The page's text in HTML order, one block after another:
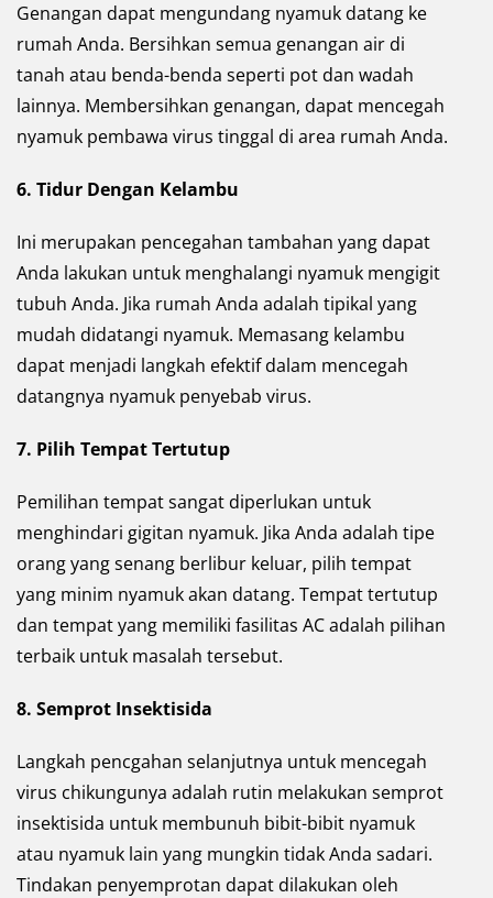
Genangan dapat mengundang nyamuk datang ke
rumah Anda. Bersihkan semua genangan air di
tanah atau benda-benda seperti pot dan wadah
lainnya. Membersihkan genangan, dapat mencegah
nyamuk pembawa virus tinggal di area rumah Anda.
6. Tidur Dengan Kelambu
Ini merupakan pencegahan tambahan yang dapat
Anda lakukan untuk menghalangi nyamuk mengigit
tubuh Anda. Jika rumah Anda adalah tipikal yang
mudah didatangi nyamuk. Memasang kelambu
dapat menjadi langkah efektif dalam mencegah
datangnya nyamuk penyebab virus.
7. Pilih Tempat Tertutup
Pemilihan tempat sangat diperlukan untuk
menghindari gigitan nyamuk. Jika Anda adalah tipe
orang yang senang berlibur keluar, pilih tempat
yang minim nyamuk akan datang. Tempat tertutup
dan tempat yang memiliki fasilitas AC adalah pilihan
terbaik untuk masalah tersebut.
8. Semprot Insektisida
Langkah pencgahan selanjutnya untuk mencegah
virus chikungunya adalah rutin melakukan semprot
insektisida untuk membunuh bibit-bibit nyamuk
atau nyamuk lain yang mungkin tidak Anda sadari.
Tindakan penyemprotan dapat dilakukan oleh